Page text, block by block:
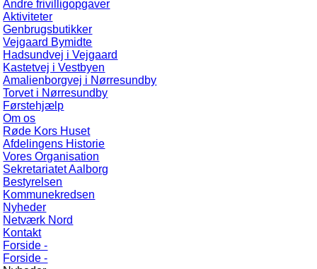
Andre frivilligopgaver
Aktiviteter
Genbrugsbutikker
Vejgaard Bymidte
Hadsundvej i Vejgaard
Kastetvej i Vestbyen
Amalienborgvej i Nørresundby
Torvet i Nørresundby
Førstehjælp
Om os
Røde Kors Huset
Afdelingens Historie
Vores Organisation
Sekretariatet Aalborg
Bestyrelsen
Kommunekredsen
Nyheder
Netværk Nord
Kontakt
Forside -
Forside -